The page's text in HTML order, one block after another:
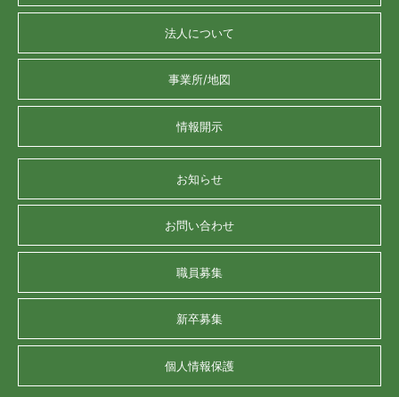
法人について
事業所/地図
情報開示
お知らせ
お問い合わせ
職員募集
新卒募集
個人情報保護